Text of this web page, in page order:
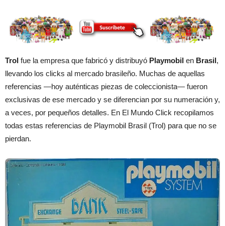
Trol fue la empresa que fabricó y distribuyó Playmobil en Brasil,
llevando los clicks al mercado brasileño. Muchas de aquellas
referencias —hoy auténticas piezas de coleccionista— fueron
exclusivas de ese mercado y se diferencian por su numeración y,
a veces, por pequeños detalles. En El Mundo Click recopilamos
todas estas referencias de Playmobil Brasil (Trol) para que no se
pierdan.